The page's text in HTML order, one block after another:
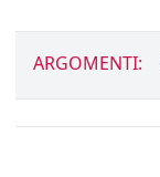
ARGOMENTI: